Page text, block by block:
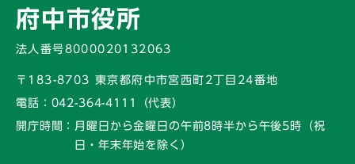
府中市役所
法人番号8000020132063
〒183-8703 東京都府中市宮西町2丁目24番地
電話： 042-364-4111（代表）
開庁時間： 月曜日から金曜日の午前8時半から午後5時 （祝
日・年末年始を除く）